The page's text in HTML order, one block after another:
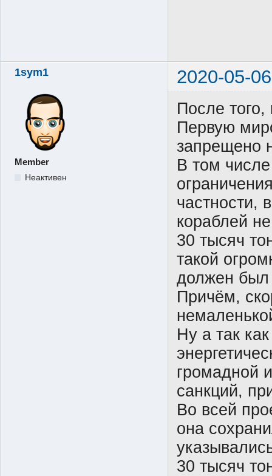
1sym1 2020-05-
Member
Неактивен
После того,
Первую
запрещено
В том
частности,
кораблей
30 тысяч
такой
должен был
Причём,
Ну а так
громадной
санкций,
Во всей
она
30 тысяч